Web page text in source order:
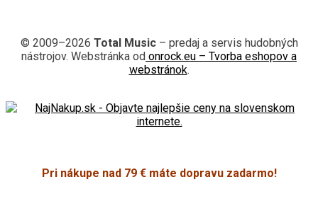
© 2009–2026 Total Music– predaj a servis hudobných
nástrojov. Webstránka od onrock.eu – Tvorba eshopov a
webstránok.
Pri nákupe nad 79 € máte dopravu zadarmo!